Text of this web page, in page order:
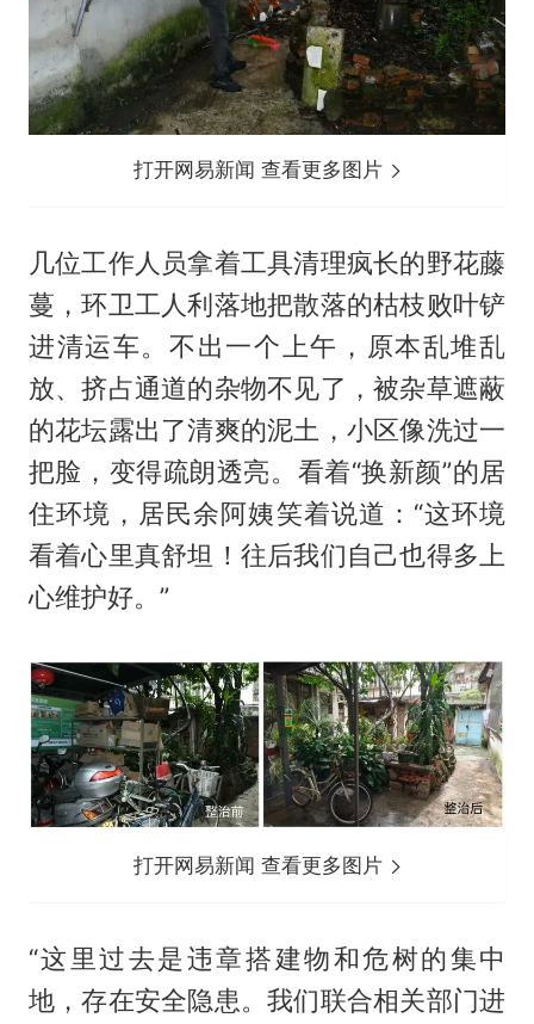
打开网易新闻 查看更多图片
几位工作人员拿着工具清理疯长的野花藤
蔓，环卫工人利落地把散落的枯枝败叶铲
进清运车。不出一个上午，原本乱堆乱
放、挤占通道的杂物不见了，被杂草遮蔽
的花坛露出了清爽的泥土，小区像洗过一
把脸，变得疏朗透亮。看着“换新颜”的居
住环境，居民余阿姨笑着说道：“这环境
看着心里真舒坦！往后我们自己也得多上
心维护好。”
打开网易新闻 查看更多图片
“这里过去是违章搭建物和危树的集中
地，存在安全隐患。我们联合相关部门进